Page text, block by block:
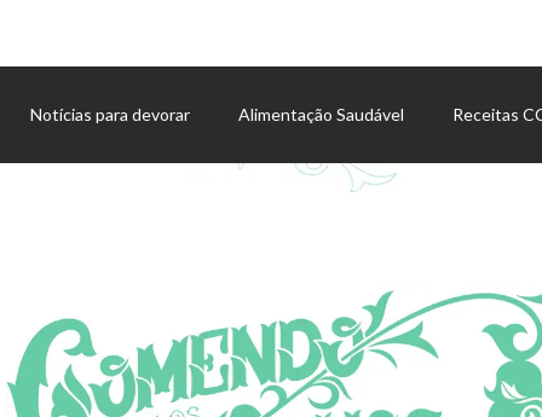
Notícias para devorar Alimentação Saudável Receitas